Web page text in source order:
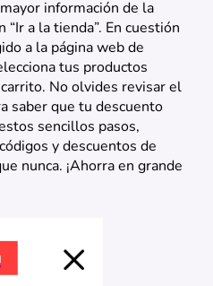
información de la
“Ir a la tienda”. En cuestión
a la página web de
tus productos
No olvides revisar el
saber que tu descuento
sencillos pasos,
y descuentos de
nunca. ¡Ahorra en grande